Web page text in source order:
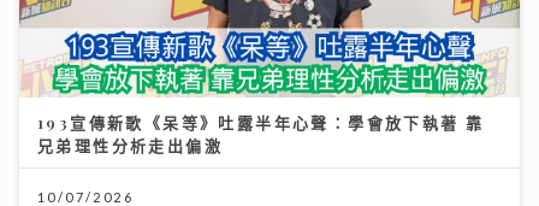
193宣傳新歌《呆等》吐露半年心聲：學會放下執著 靠
兄弟理性分析走出偏激
10/07/2026